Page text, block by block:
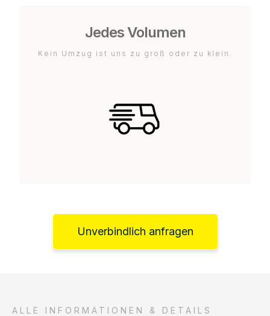
Jedes Volumen
Kein Umzug ist uns zu groß oder zu klein.
Unverbindlich anfragen
ALLE INFORMATIONEN & DETAILS